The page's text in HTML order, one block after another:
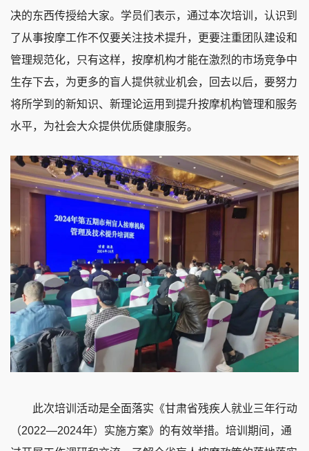
决的东西传授给大家。学员们表示，通过本次培训，认识到
了从事按摩工作不仅要关注技术提升，更要注重团队建设和
管理规范化，只有这样，按摩机构才能在激烈的市场竞争中
生存下去，为更多的盲人提供就业机会，回去以后，要努力
将所学到的新知识、新理论运用到提升按摩机构管理和服务
水平，为社会大众提供优质健康服务。
此次培训活动是全面落实《甘肃省残疾人就业三年行动
（2022—2024年）实施方案》的有效举措。培训期间，通